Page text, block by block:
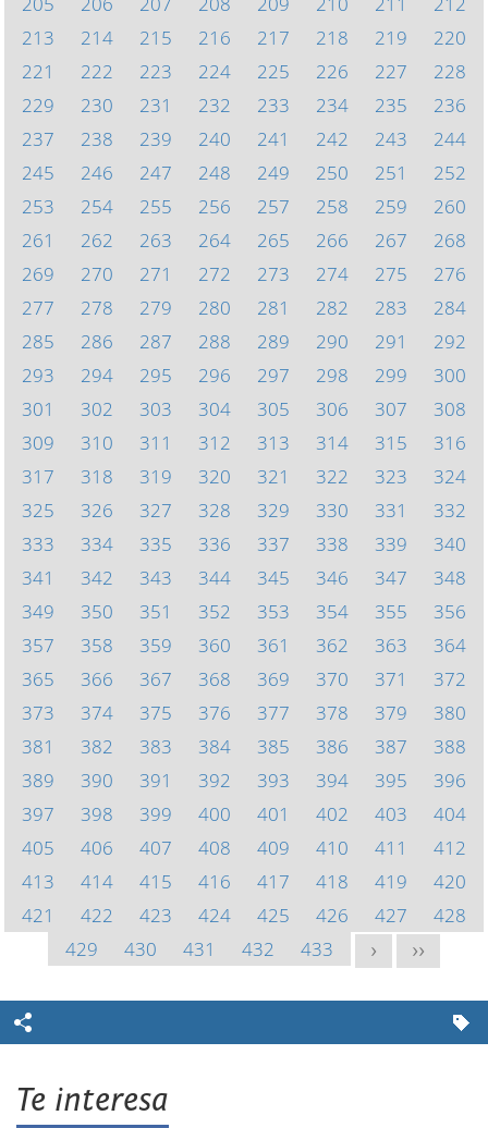
213
214 215 216 217 218 219
220
221
222 223 224 225 226 227
228
229
230 231 232 233 234 235
236
237
238 239 240 241 242 243
244
245
246 247 248 249 250 251
252
253
254 255 256 257 258 259
260
261
262 263 264 265 266 267
268
269
270 271 272 273 274 275
276
277
278 279 280 281 282 283
284
285
286 287 288 289 290 291
292
293
294 295 296 297 298 299
300
301
302 303 304 305 306 307
308
309
310 311 312 313 314 315
316
317
318 319 320 321 322 323
324
325
326 327 328 329 330 331
332
333
334 335 336 337 338 339
340
341
342 343 344 345 346 347
348
349
350 351 352 353 354 355
356
357
358 359 360 361 362 363
364
365
366 367 368 369 370 371
372
373
374 375 376 377 378 379
380
381
382 383 384 385 386 387
388
389
390 391 392 393 394 395
396
397
398 399 400 401 402 403
404
405
406 407 408 409 410 411
412
413
414 415 416 417 418 419
420
421
422 423 424 425 426 427
428
429
430 431 432 433 > >>
Te interesa